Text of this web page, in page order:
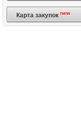
Карта закупок new